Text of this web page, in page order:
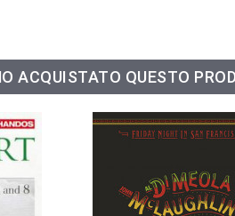
ACQUISTATO QUESTO